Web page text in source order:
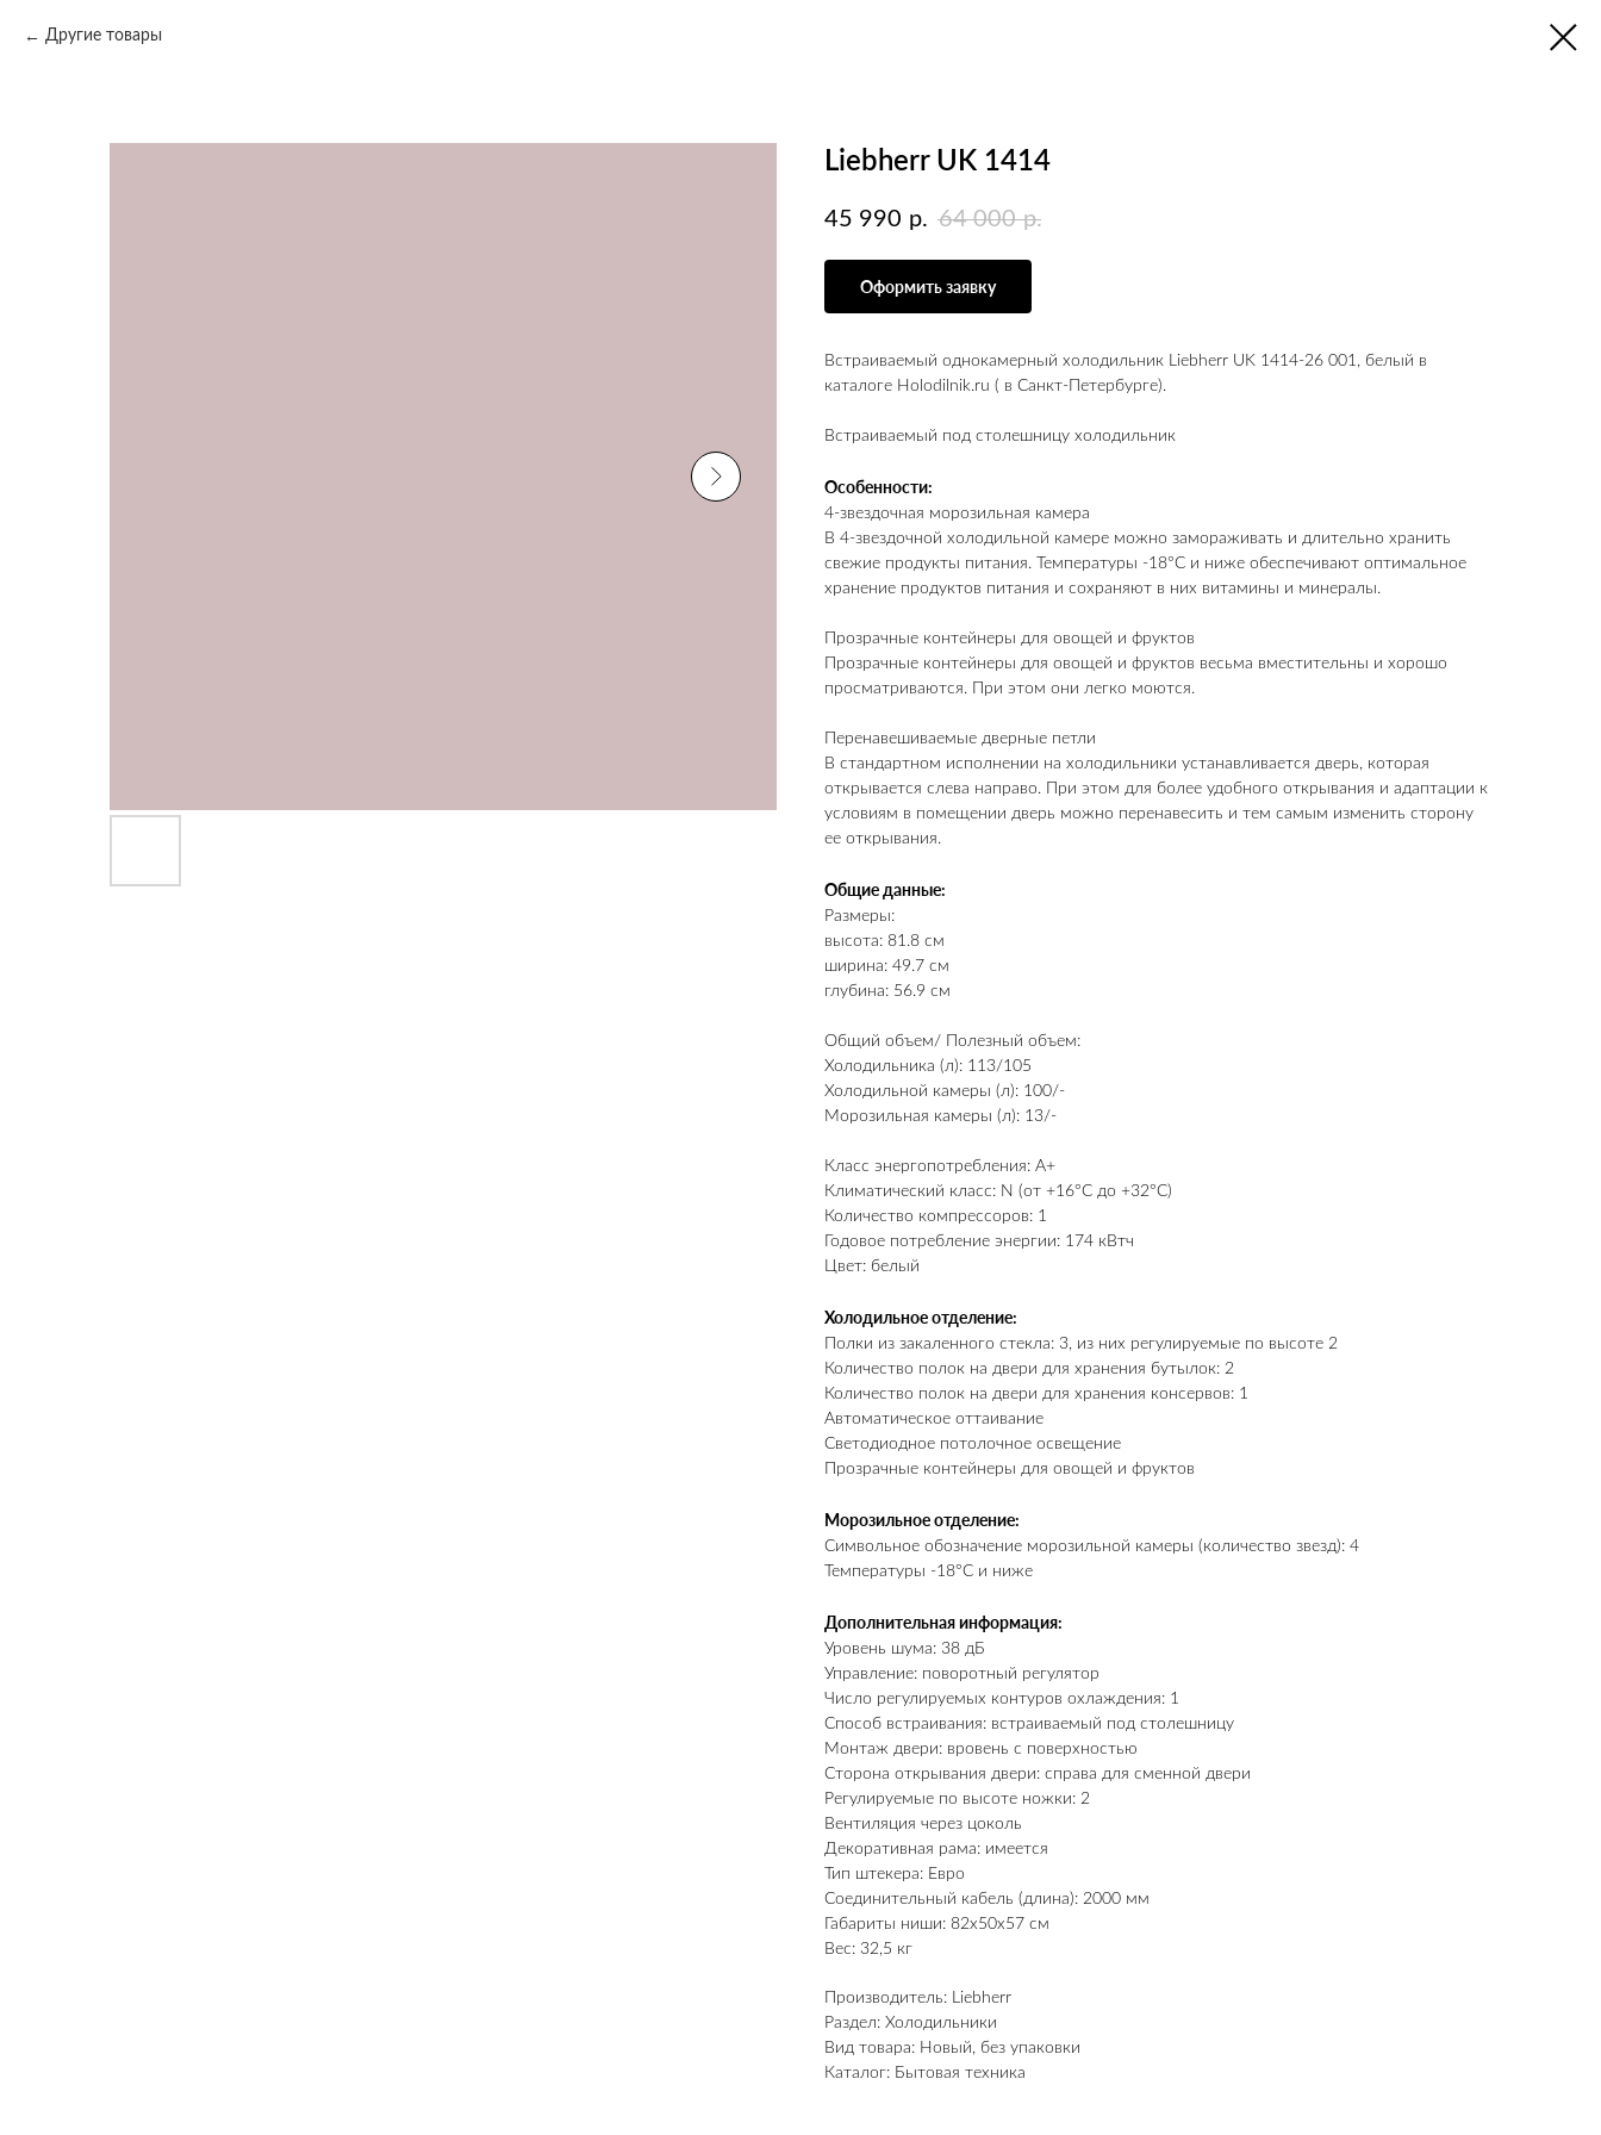
Другие товары
Liebherr UK 1414
45 990 р. 64 000 р.
Оформить заявку
Встраиваемый однокамерный холодильник Liebherr UK 1414-26 001, белый в
каталоге Holodilnik.ru ( в Санкт-Петербурге).
Встраиваемый под столешницу холодильник
Особенности:
4-звездочная морозильная камера
В 4-звездочной холодильной камере можно замораживать и длительно хранить
свежие продукты питания. Температуры -18°C и ниже обеспечивают оптимальное
хранение продуктов питания и сохраняют в них витамины и минералы.
Прозрачные контейнеры для овощей и фруктов
Прозрачные контейнеры для овощей и фруктов весьма вместительны и хорошо
просматриваются. При этом они легко моются.
Перенавешиваемые дверные петли
В стандартном исполнении на холодильники устанавливается дверь, которая
открывается слева направо. При этом для более удобного открывания и адаптации к
условиям в помещении дверь можно перенавесить и тем самым изменить сторону
ее открывания.
Общие данные:
Размеры:
высота: 81.8 см
ширина: 49.7 см
глубина: 56.9 см
Общий объем/ Полезный объем:
Холодильника (л): 113/105
Холодильной камеры (л): 100/-
Морозильная камеры (л): 13/-
Класс энергопотребления: A+
Климатический класс: N (от +16°С до +32°С)
Количество компрессоров: 1
Годовое потребление энергии: 174 кВтч
Цвет: белый
Холодильное отделение:
Полки из закаленного стекла: 3, из них регулируемые по высоте 2
Количество полок на двери для хранения бутылок: 2
Количество полок на двери для хранения консервов: 1
Автоматическое оттаивание
Светодиодное потолочное освещение
Прозрачные контейнеры для овощей и фруктов
Морозильное отделение:
Символьное обозначение морозильной камеры (количество звезд): 4
Температуры -18°C и ниже
Дополнительная информация:
Уровень шума: 38 дБ
Управление: поворотный регулятор
Число регулируемых контуров охлаждения: 1
Способ встраивания: встраиваемый под столешницу
Монтаж двери: вровень с поверхностью
Сторона открывания двери: справа для сменной двери
Регулируемые по высоте ножки: 2
Вентиляция через цоколь
Декоративная рама: имеется
Тип штекера: Евро
Соединительный кабель (длина): 2000 мм
Габариты ниши: 82x50x57 см
Вес: 32,5 кг
Производитель: Liebherr
Раздел: Холодильники
Вид товара: Новый, без упаковки
Каталог: Бытовая техника